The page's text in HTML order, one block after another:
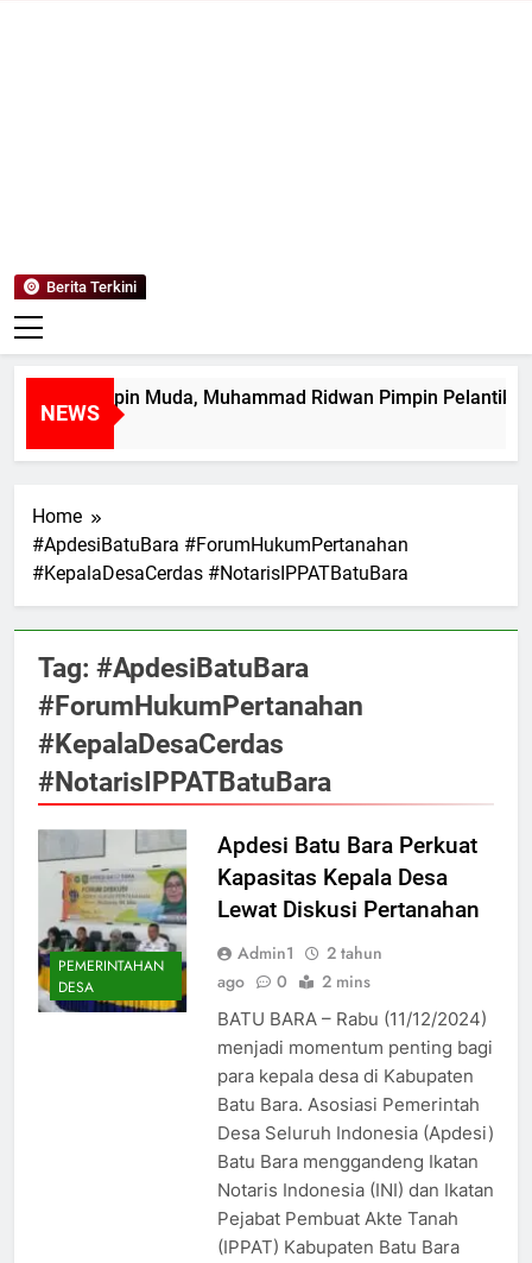
Berita Terkini
NEWS
Pemimpin Muda, Muhammad Ridwan Pimpin Pelantikan
Ago
Home
#ApdesiBatuBara #ForumHukumPertanahan
#KepalaDesaCerdas #NotarisIPPATBatuBara
Tag: #ApdesiBatuBara
#ForumHukumPertanahan
#KepalaDesaCerdas
#NotarisIPPATBatuBara
PEMERINTAHAN
DESA
Apdesi Batu Bara Perkuat
Kapasitas Kepala Desa
Lewat Diskusi Pertanahan
Admin1
2 tahun
ago
0 2 mins
BATU BARA – Rabu (11/12/2024)
menjadi momentum penting bagi
para kepala desa di Kabupaten
Batu Bara. Asosiasi Pemerintah
Desa Seluruh Indonesia (Apdesi)
Batu Bara menggandeng Ikatan
Notaris Indonesia (INI) dan Ikatan
Pejabat Pembuat Akte Tanah
(IPPAT) Kabupaten Batu Bara